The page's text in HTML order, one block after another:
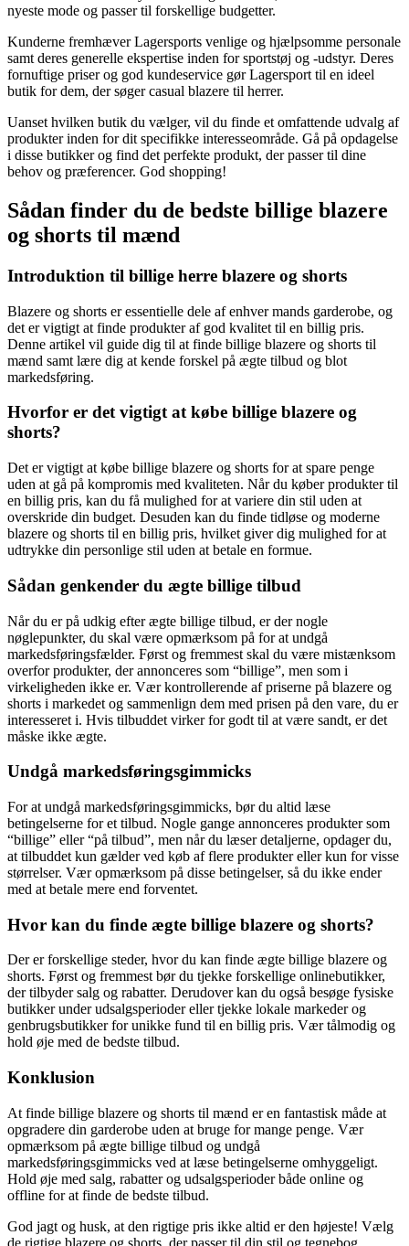
nyeste mode og passer til forskellige budgetter.
Kunderne fremhæver Lagersports venlige og hjælpsomme personale
samt deres generelle ekspertise inden for sportstøj og -udstyr. Deres
fornuftige priser og god kundeservice gør Lagersport til en ideel
butik for dem, der søger casual blazere til herrer.
Uanset hvilken butik du vælger, vil du finde et omfattende udvalg af
produkter inden for dit specifikke interesseområde. Gå på opdagelse
i disse butikker og find det perfekte produkt, der passer til dine
behov og præferencer. God shopping!
Sådan finder du de bedste billige blazere
og shorts til mænd
Introduktion til billige herre blazere og shorts
Blazere og shorts er essentielle dele af enhver mands garderobe, og
det er vigtigt at finde produkter af god kvalitet til en billig pris.
Denne artikel vil guide dig til at finde billige blazere og shorts til
mænd samt lære dig at kende forskel på ægte tilbud og blot
markedsføring.
Hvorfor er det vigtigt at købe billige blazere og
shorts?
Det er vigtigt at købe billige blazere og shorts for at spare penge
uden at gå på kompromis med kvaliteten. Når du køber produkter til
en billig pris, kan du få mulighed for at variere din stil uden at
overskride din budget. Desuden kan du finde tidløse og moderne
blazere og shorts til en billig pris, hvilket giver dig mulighed for at
udtrykke din personlige stil uden at betale en formue.
Sådan genkender du ægte billige tilbud
Når du er på udkig efter ægte billige tilbud, er der nogle
nøglepunkter, du skal være opmærksom på for at undgå
markedsføringsfælder. Først og fremmest skal du være mistænksom
overfor produkter, der annonceres som “billige”, men som i
virkeligheden ikke er. Vær kontrollerende af priserne på blazere og
shorts i markedet og sammenlign dem med prisen på den vare, du er
interesseret i. Hvis tilbuddet virker for godt til at være sandt, er det
måske ikke ægte.
Undgå markedsføringsgimmicks
For at undgå markedsføringsgimmicks, bør du altid læse
betingelserne for et tilbud. Nogle gange annonceres produkter som
“billige” eller “på tilbud”, men når du læser detaljerne, opdager du,
at tilbuddet kun gælder ved køb af flere produkter eller kun for visse
størrelser. Vær opmærksom på disse betingelser, så du ikke ender
med at betale mere end forventet.
Hvor kan du finde ægte billige blazere og shorts?
Der er forskellige steder, hvor du kan finde ægte billige blazere og
shorts. Først og fremmest bør du tjekke forskellige onlinebutikker,
der tilbyder salg og rabatter. Derudover kan du også besøge fysiske
butikker under udsalgsperioder eller tjekke lokale markeder og
genbrugsbutikker for unikke fund til en billig pris. Vær tålmodig og
hold øje med de bedste tilbud.
Konklusion
At finde billige blazere og shorts til mænd er en fantastisk måde at
opgradere din garderobe uden at bruge for mange penge. Vær
opmærksom på ægte billige tilbud og undgå
markedsføringsgimmicks ved at læse betingelserne omhyggeligt.
Hold øje med salg, rabatter og udsalgsperioder både online og
offline for at finde de bedste tilbud.
God jagt og husk, at den rigtige pris ikke altid er den højeste! Vælg
de rigtige blazere og shorts, der passer til din stil og tegnebog.